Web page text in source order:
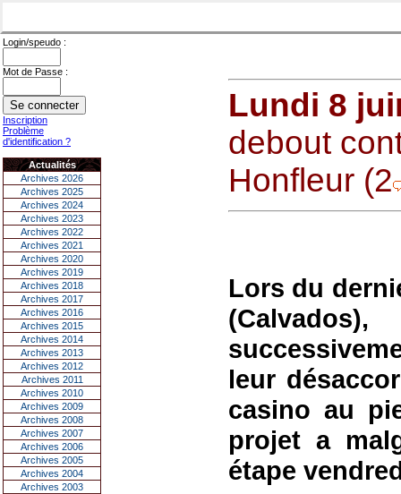
Login/speudo :
Mot de Passe :
Inscription
Problème
d'identification ?
Actualités
Archives 2026
Archives 2025
Archives 2024
Archives 2023
Archives 2022
Archives 2021
Archives 2020
Archives 2019
Archives 2018
Archives 2017
Archives 2016
Archives 2015
Archives 2014
Archives 2013
Archives 2012
Archives 2011
Archives 2010
Archives 2009
Archives 2008
Archives 2007
Archives 2006
Archives 2005
Archives 2004
Archives 2003
Lundi 8
debout
Honfleur (2
Lors du
leur
casino au
projet a
étape